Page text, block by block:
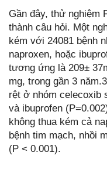
Gần đây, thử nghiệm
thành câu hỏi. Một
kém với 24081 bệnh
naproxen, hoặc
tương ứng là 209±
mg, trong gần 3
rệt ở nhóm celecoxib
và ibuprofen
không thua kém cả
bệnh tim mạch, nhồi
(P < 0.001).